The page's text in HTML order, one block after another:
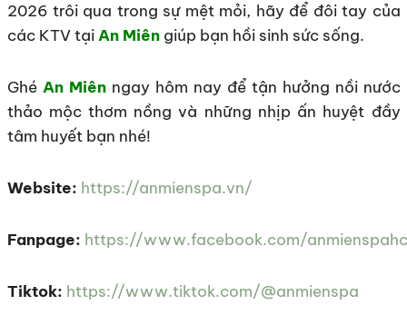
2026 trôi qua trong sự mệt mỏi, hãy để đôi tay của
các KTV tạiAn Miêngiúp bạn hồi sinh sức sống.
Ghé An Miênngay hôm nay để tận hưởng nồi nước
thảo mộc thơm nồng và những nhịp ấn huyệt đầy
tâm huyết bạn nhé!
Website: https://anmienspa.vn/
Fanpage: https://www.facebook.com/
Tiktok: https://www.tiktok.com/@anmienspa